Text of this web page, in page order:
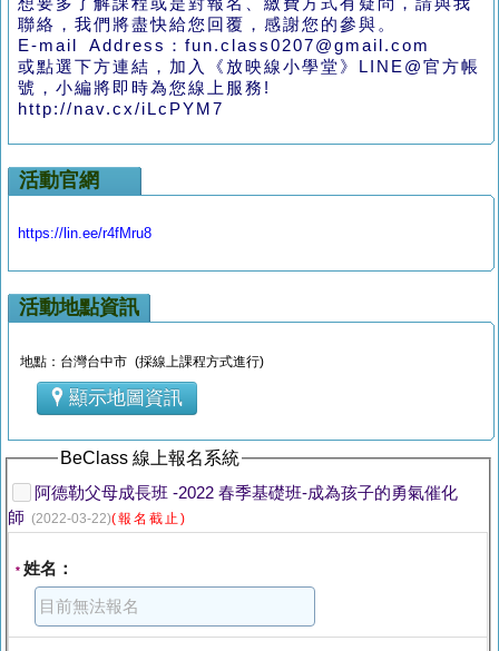
聯絡，我們將盡快給您回覆，感謝您的參與。
E-mail Address：fun.class0207@gmail.com
或點選下方連結，加入《放映線小學堂》LINE@官方帳
號，小編將即時為您線上服務!
http://nav.cx/iLcPYM7
活動官網
https://lin.ee/r4fMru8
活動地點資訊
地點：台灣台中市 (採線上課程方式進行)
顯示地圖資訊
BeClass 線上報名系統
阿德勒父母成長班 -2022 春季基礎班-成為孩子的勇氣催化
師 (2022-03-22)(報名截止)
* 姓名：